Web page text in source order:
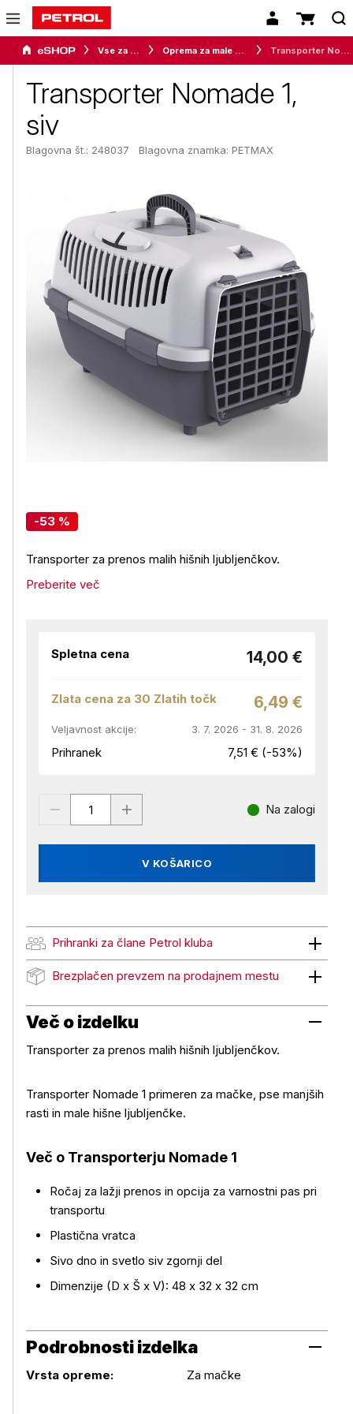
Vse za dom Oprema za male živali
Transporter Nomade 1,
siv
Blagovna št.: 248037 Blagovna znamka: PETMAX
-53 %
Transporter za prenos malih hišnih ljubljenčkov.
Preberite več
Spletna cena 14,00 €
Zlata cena za 30 Zlatih točk 6,49 €
Veljavnost akcije: 3. 7. 2026 - 31. 8. 2026
Prihranek 7,51 € (-53%)
V KOŠARICO
Na zalogi
Prihranki za člane Petrol kluba
Prihranki za člane Petrol kluba
Brezplačen prevzem na prodajnem mestu
Brezplačen prevzem na prodajnem mestu
Več o izdelku
Transporter za prenos malih hišnih ljubljenčkov.
Transporter Nomade 1 primeren za mačke, pse manjših
rasti in male hišne ljubljenčke.
Več o Transporterju Nomade 1
Ročaj za lažji prenos in opcija za varnostni pas pri
transportu
Plastična vratca
Sivo dno in svetlo siv zgornji del
Dimenzije (D x Š x V): 48 x 32 x 32 cm
Podrobnosti izdelka
Podrobnosti izdelka
Vrsta opreme: Za mačke